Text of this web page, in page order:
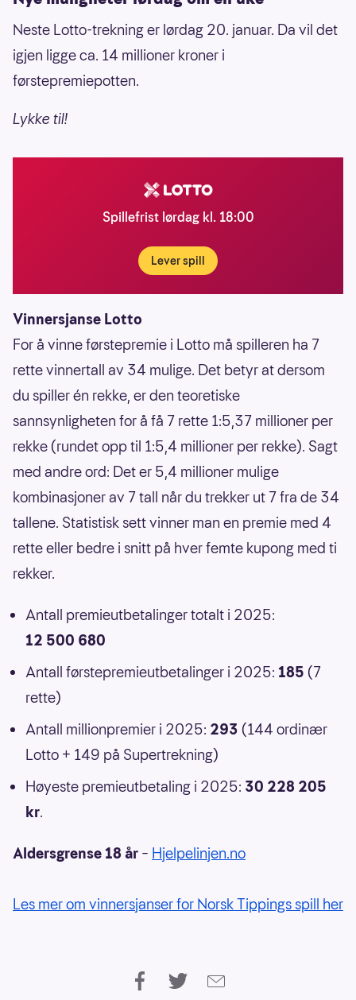
Neste Lotto-trekning er lørdag 20. januar. Da vil det
igjen ligge ca. 14 millioner kroner i
førstepremiepotten.
Lykke til!
Spillefrist lørdag kl. 18:00
Lever spill
Vinnersjanse Lotto
For å vinne førstepremie i Lotto må spilleren ha 7
rette vinnertall av 34 mulige. Det betyr at dersom
du spiller én rekke, er den teoretiske
sannsynligheten for å få 7 rette 1:5,37 millioner per
rekke (rundet opp til 1:5,4 millioner per rekke). Sagt
med andre ord: Det er 5,4 millioner mulige
kombinasjoner av 7 tall når du trekker ut 7 fra de 34
tallene. Statistisk sett vinner man en premie med 4
rette eller bedre i snitt på hver femte kupong med ti
rekker.
Antall premieutbetalinger totalt i 2025:
12 500 680
Antall førstepremieutbetalinger i 2025: 185 (7
rette)
Antall millionpremier i 2025: 293 (144 ordinær
Lotto + 149 på Supertrekning)
Høyeste premieutbetaling i 2025: 30 228 205
kr.
Aldersgrense 18 år – Hjelpelinjen.no
Les mer om vinnersjanser for Norsk Tippings spill her